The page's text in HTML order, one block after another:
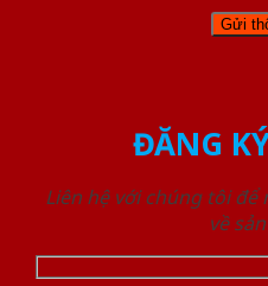
ĐĂNG
Liên hệ với chúng tôi
về